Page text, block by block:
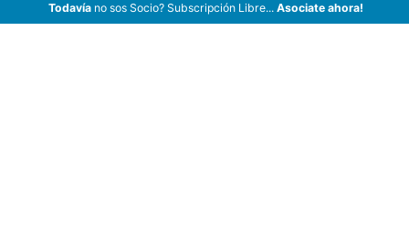
Todavíano sos Socio? Subscripción Libre... Asociate ahora!